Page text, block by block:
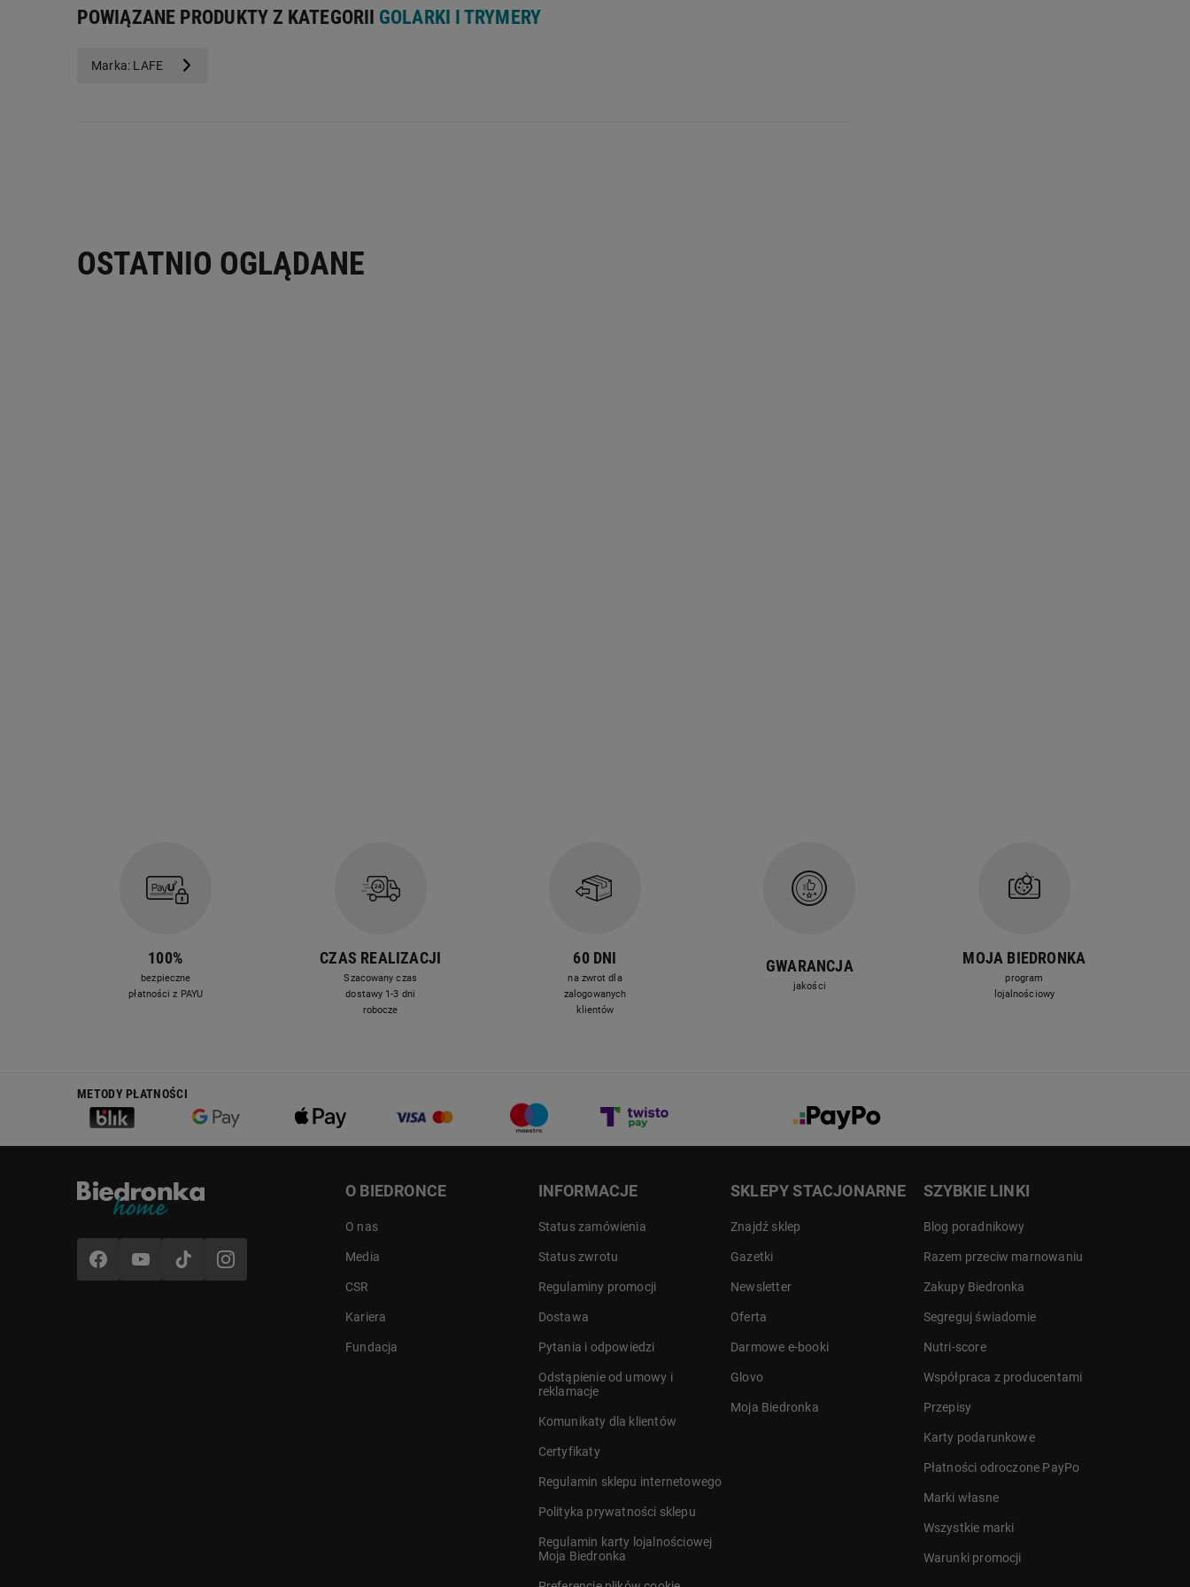
POWIĄZANE PRODUKTY Z KATEGORII GOLARKI I TRYMERY
Marka: LAFE
OSTATNIO OGLĄDANE
100%
bezpieczne
płatności z PAYU
CZAS REALIZACJI
Szacowany czas
dostawy 1-3 dni
robocze
60 DNI
na zwrot dla
zalogowanych
klientów
GWARANCJA
jakości
MOJA BIEDRONKA
program
lojalnościowy
METODY PŁATNOŚCI
O BIEDRONCE
O nas
Media
CSR
Kariera
Fundacja
INFORMACJE
Status zamówienia
Status zwrotu
Regulaminy promocji
Dostawa
Pytania i odpowiedzi
Odstąpienie od umowy i
reklamacje
Komunikaty dla klientów
Certyfikaty
Regulamin sklepu internetowego
Polityka prywatności sklepu
Regulamin karty lojalnościowej
Moja Biedronka
SKLEPY STACJONARNE
Znajdź sklep
Gazetki
Newsletter
Oferta
Darmowe e-booki
Glovo
Moja Biedronka
SZYBKIE LINKI
Blog poradnikowy
Razem przeciw marnowaniu
Zakupy Biedronka
Segreguj świadomie
Nutri-score
Współpraca z producentami
Przepisy
Karty podarunkowe
Płatności odroczone PayPo
Marki własne
Wszystkie marki
Warunki promocji